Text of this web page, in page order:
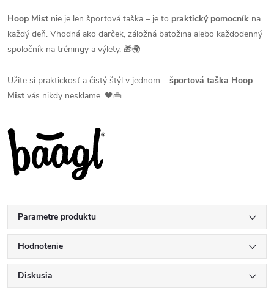
Hoop Mist nie je len športová taška – je to praktický pomocník na
každý deň. Vhodná ako darček, záložná batožina alebo každodenný
spoločník na tréningy a výlety. 🎁🌍
Užite si praktickosť a čistý štýl v jednom – športová taška Hoop
Mist vás nikdy nesklame. 🖤👜
Parametre produktu
Hodnotenie
Diskusia